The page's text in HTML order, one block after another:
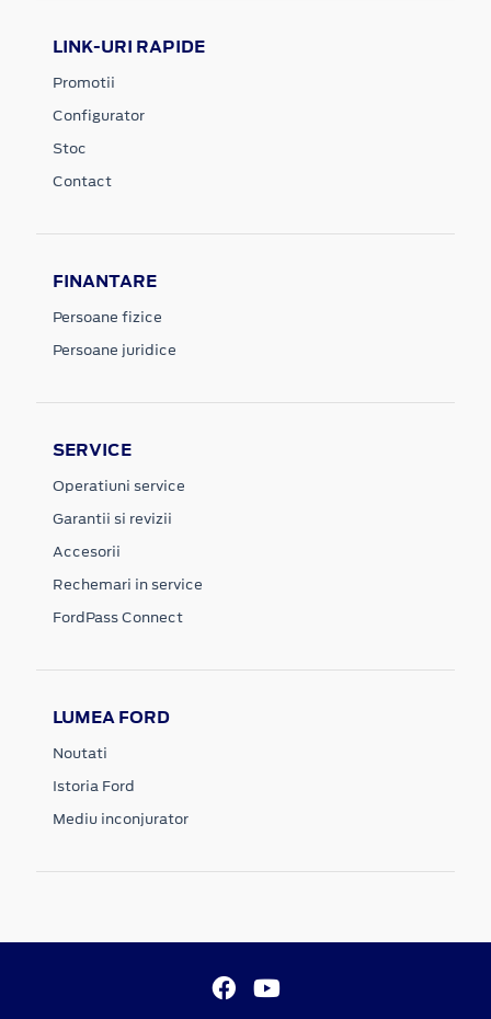
LINK-URI RAPIDE
Promotii
Configurator
Stoc
Contact
FINANTARE
Persoane fizice
Persoane juridice
SERVICE
Operatiuni service
Garantii si revizii
Accesorii
Rechemari in service
FordPass Connect
LUMEA FORD
Noutati
Istoria Ford
Mediu inconjurator